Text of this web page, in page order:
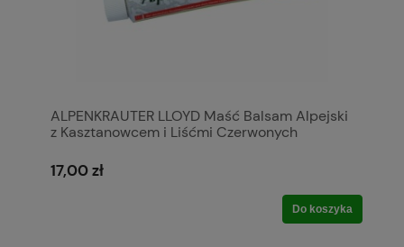
ALPENKRAUTER LLOYD Maść Balsam Alpejski
z Kasztanowcem i Liśćmi Czerwonych
17,00 zł
Do koszyka